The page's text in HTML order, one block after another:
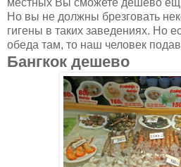
Но вы не должны брезговать
гигены в таких заведениях. Но
обеда там, то наш человек
Бангкок дешево